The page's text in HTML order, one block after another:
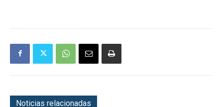
Noticias relacionadas